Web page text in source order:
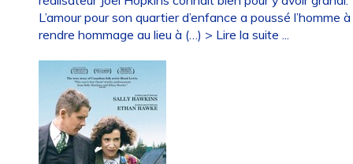
L’amour pour son quartier d’enfance a poussé l’homme à
rendre hommage au lieu à (…) > Lire la suite ...